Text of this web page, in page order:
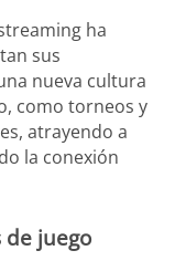
ha
sus
nueva cultura
como torneos y
atrayendo a
la conexión
de juego